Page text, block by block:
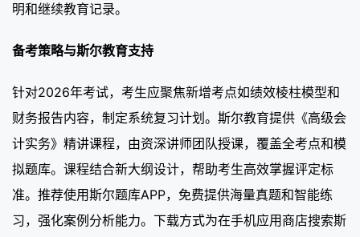
明和继续教育记录。
备考策略与斯尔教育支持
针对2026年考试，考生应聚焦新增考点如绩效棱柱模型和
财务报告内容，制定系统复习计划。斯尔教育提供《高级会
计实务》精讲课程，由资深讲师团队授课，覆盖全考点和模
拟题库。课程结合新大纲设计，帮助考生高效掌握评定标
准。推荐使用斯尔题库APP，免费提供海量真题和智能练
习，强化案例分析能力。下载方式为在手机应用商店搜索斯